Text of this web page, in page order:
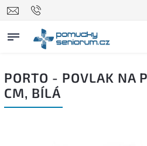
PORTO - POVLAK NA
CM, BÍLÁ